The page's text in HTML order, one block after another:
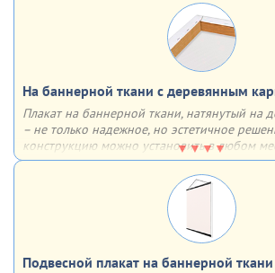
с определенным шагом по всему
На баннерной ткани c деревянным
Плакат на баннерной ткани, натянутый на
– не только надежное, но эстетичное
конструкцию можно установить в любом
однозначно привлечет к себе внимание за
Подвесной плакат на баннерной ткани